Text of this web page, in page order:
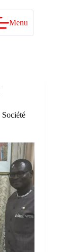
Menu
Société